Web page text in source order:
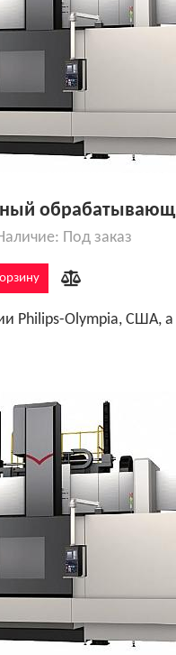
Под заказ
и стабильность при высоких нагрузках, при этом высокую точность чистовых операций. Поперечная балка большого сечения с повышенной жесткостью и увеличенной шириной